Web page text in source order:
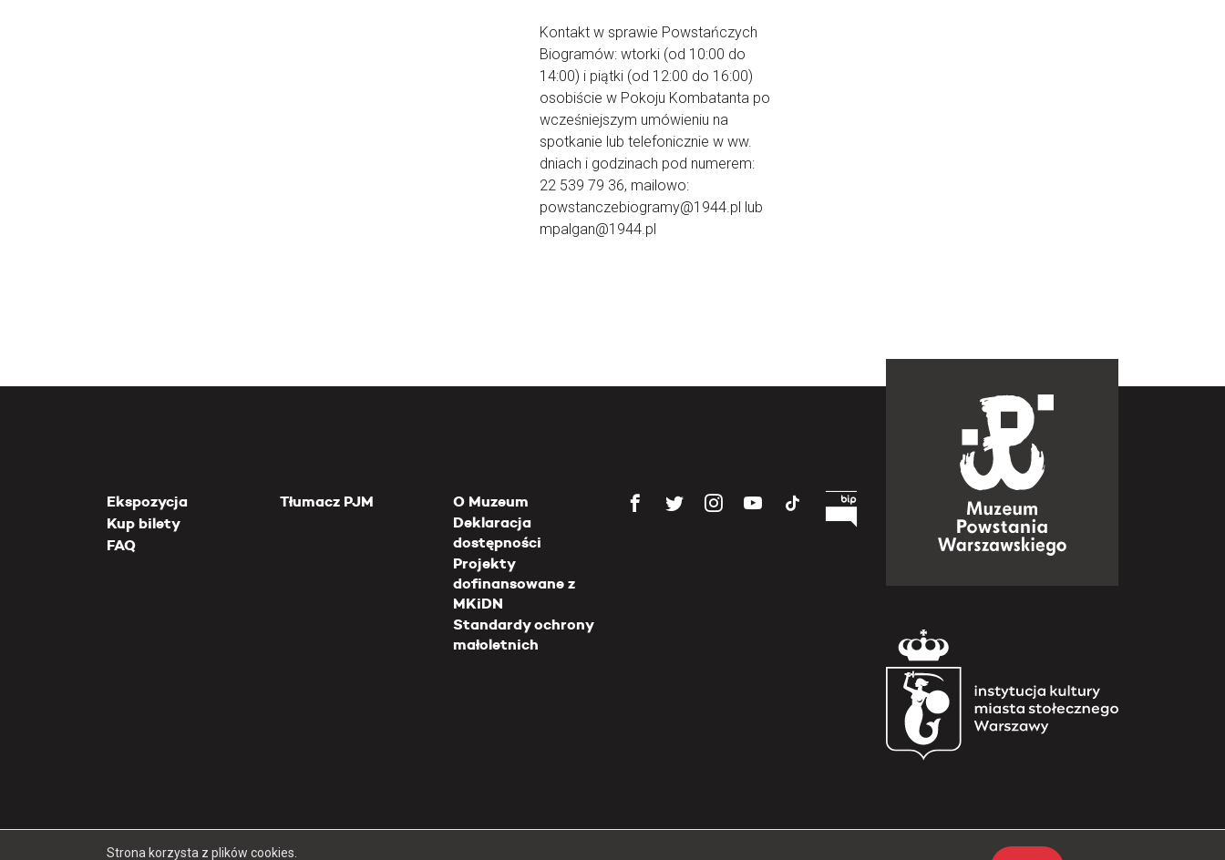
Kontakt w sprawie Powstańczych
Biogramów: wtorki (od 10:00 do
14:00) i piątki (od 12:00 do 16:00)
osobiście w Pokoju Kombatanta po
wcześniejszym umówieniu na
spotkanie lub telefonicznie w ww.
dniach i godzinach pod numerem:
22 539 79 36, mailowo:
powstanczebiogramy@1944.pl lub
mpalgan@1944.pl
Ekspozycja
Kup bilety
FAQ
Tłumacz PJM
O Muzeum
Deklaracja
dostępności
Projekty
dofinansowane z
MKiDN
Standardy ochrony
małoletnich
Strona korzysta z plików cookies.